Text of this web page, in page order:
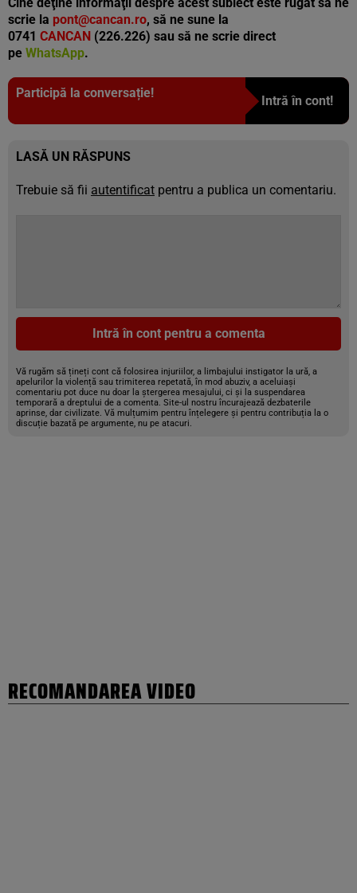
Cine deţine informaţii despre acest subiect este rugat să ne
scrie la pont@cancan.ro, să ne sune la
0741 CANCAN (226.226) sau să ne scrie direct
pe WhatsApp.
Participă la conversație!
Intră în cont!
LASĂ UN RĂSPUNS
Trebuie să fii autentificat pentru a publica un comentariu.
Intră în cont pentru a comenta
Vă rugăm să țineți cont că folosirea injuriilor, a limbajului instigator la ură, a
apelurilor la violență sau trimiterea repetată, în mod abuziv, a aceluiași
comentariu pot duce nu doar la ștergerea mesajului, ci și la suspendarea
temporară a dreptului de a comenta. Site-ul nostru încurajează dezbaterile
aprinse, dar civilizate. Vă mulțumim pentru înțelegere și pentru contribuția la o
discuție bazată pe argumente, nu pe atacuri.
RECOMANDAREA VIDEO